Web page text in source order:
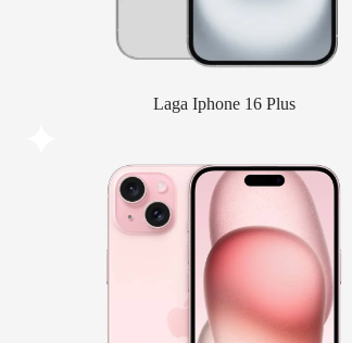
Laga Iphone 16 Plus